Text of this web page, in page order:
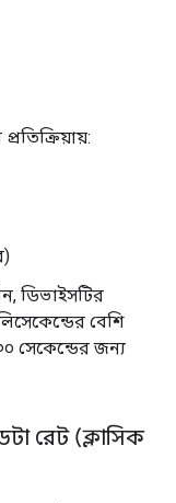
ডিভাইসটির
বেশি
সেকেন্ডের জন্য
রেট (ক্লাসিক